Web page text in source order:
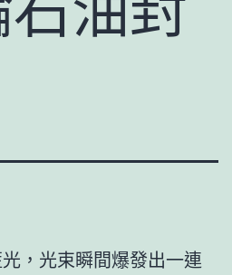
，光束瞬間爆發出一連